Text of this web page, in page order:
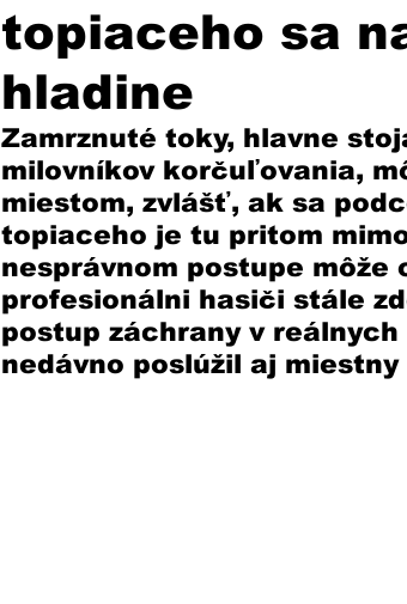
topiaceho sa
hladine
Zamrznuté toky, hlavne
milovníkov korčuľovania,
miestom, zvlášť, ak sa
topiaceho je tu pritom
nesprávnom postupe
profesionálni hasiči stále
postup záchrany v
nedávno poslúžil aj